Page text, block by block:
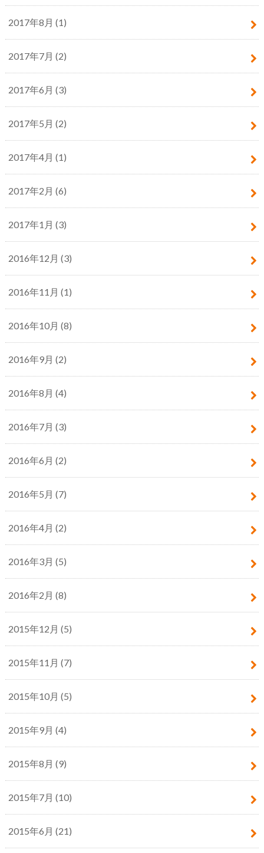
2017年8月 (1)
2017年7月 (2)
2017年6月 (3)
2017年5月 (2)
2017年4月 (1)
2017年2月 (6)
2017年1月 (3)
2016年12月 (3)
2016年11月 (1)
2016年10月 (8)
2016年9月 (2)
2016年8月 (4)
2016年7月 (3)
2016年6月 (2)
2016年5月 (7)
2016年4月 (2)
2016年3月 (5)
2016年2月 (8)
2015年12月 (5)
2015年11月 (7)
2015年10月 (5)
2015年9月 (4)
2015年8月 (9)
2015年7月 (10)
2015年6月 (21)